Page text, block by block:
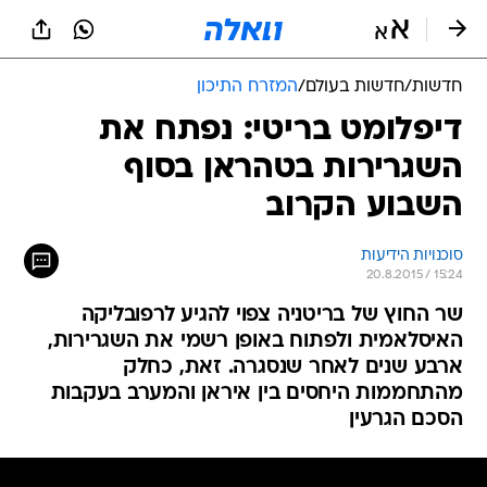
חדשות/חדשות בעולם/המזרח התיכון
דיפלומט בריטי: נפתח את
השגרירות בטהראן בסוף
השבוע הקרוב
סוכנויות הידיעות
20.8.2015 / 15:24
שר החוץ של בריטניה צפוי להגיע לרפובליקה
האיסלאמית ולפתוח באופן רשמי את השגרירות,
ארבע שנים לאחר שנסגרה. זאת, כחלק
מהתחממות היחסים בין איראן והמערב בעקבות
הסכם הגרעין